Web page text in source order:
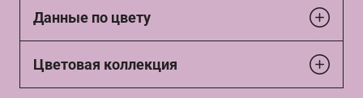
Данные по цвету
Цветовая коллекция